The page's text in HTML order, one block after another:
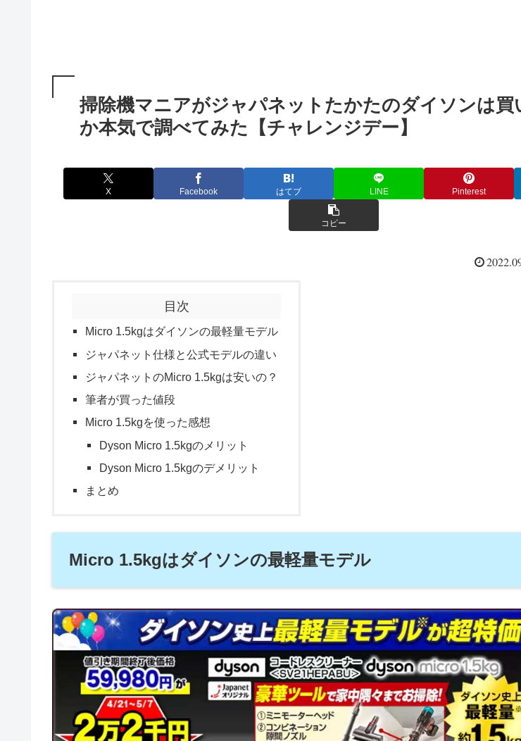
掃除機マニアがジャパネットたかたのダイソンは買
か本気で調べてみた【チャレンジデー】
X Facebook はてブ LINE Pinterest
コピー
目次
Micro 1.5kgはダイソンの最軽量モデル
ジャパネット仕様と公式モデルの違い
ジャパネットのMicro 1.5kgは安いの？
筆者が買った値段
Micro 1.5kgを使った感想
Dyson Micro 1.5kgのメリット
Dyson Micro 1.5kgのデメリット
まとめ
Micro 1.5kgはダイソンの最軽量モデル